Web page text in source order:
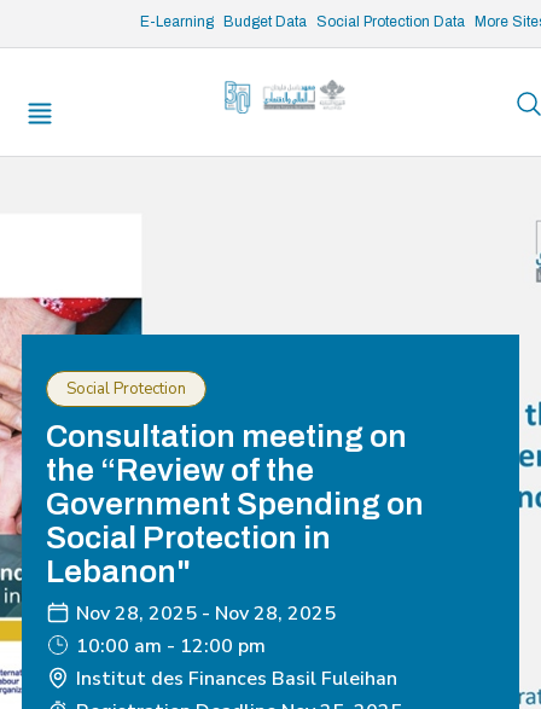
E-Learning Budget Data Social Protection Data More
/* opened search */
Social Protection
Consultation meeting on
the “Review of the
Government Spending on
Social Protection in
Lebanon"
Nov 28, 2025 - Nov 28, 2025
10:00 am - 12:00 pm
Institut des Finances Basil Fuleihan